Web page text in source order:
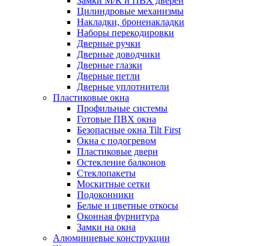
Цилиндровые механизмы
Накладки, броненакладки
Наборы перекодировки
Дверные ручки
Дверные доводчики
Дверные глазки
Дверные петли
Дверные уплотнители
Пластиковые окна
Профильные системы
Готовые ПВХ окна
Безопасные окна Tilt First
Окна с подогревом
Пластиковые двери
Остекление балконов
Стеклопакеты
Москитные сетки
Подоконники
Белые и цветные откосы
Оконная фурнитура
Замки на окна
Алюминиевые конструкции